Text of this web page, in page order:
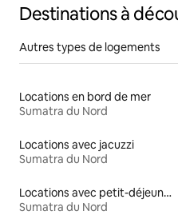
Destinations à
Autres types de logements
Locations en bord de mer
Sumatra du Nord
Locations avec jacuzzi
Sumatra du Nord
Locations avec petit-déjeuner
Sumatra du Nord